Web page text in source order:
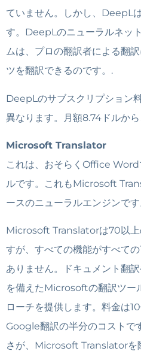
ていません。しかし、DeepL
す。DeepLのニューラルネッ
ムは、プロの翻訳者による翻
ツを翻訳できるのです。.
DeepLのサブスクリプション
異なります。月額8.74ドルか
Microsoft Translator
これは、おそらくOffice
ルです。これもMicrosoft
ースのニューラルエンジンです
Microsoft Translatorは70以上
すが、すべての機能がすべて
ありません。ドキュメント翻
を備えたMicrosoftの翻訳ツー
ローチを提供します。料金は
Google翻訳の半分のコストで
さが、Microsoft Translatorを